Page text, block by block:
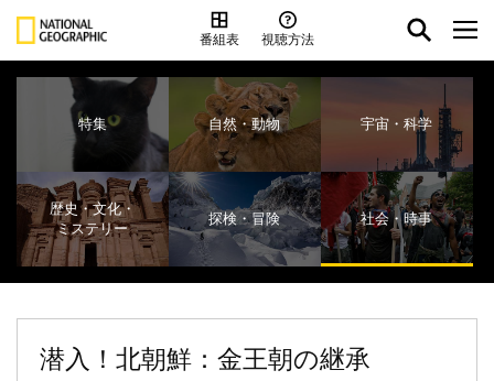
番組表 視聴方法
特集 自然・動物 宇宙・科学
歴史・文化・
ミステリー
探検・冒険 社会・時事
潜入！北朝鮮：金王朝の継承